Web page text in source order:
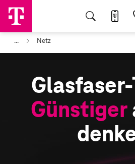
... Netz
Günstiger